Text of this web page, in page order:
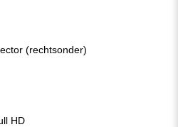
(rechtsonder)
HD